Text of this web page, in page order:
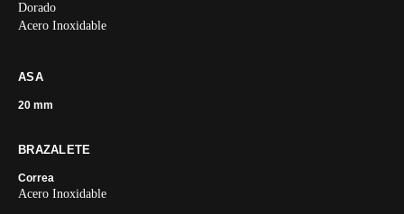
Dorado
Acero Inoxidable
ASA
20 mm
BRAZALETE
Correa
Acero Inoxidable